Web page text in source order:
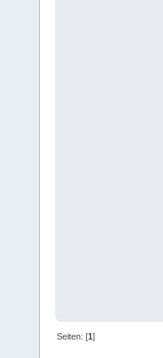
Seiten: [1]